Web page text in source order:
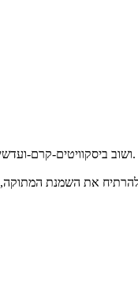
לסדר בתחתית התבנית (ראו "ציוד נדרש") שכבה ראשונה של ביסקוויטים, מעל לשטח שכבת קצפת-פצפוצים, מעל לפזר עדשי M&M ושוב ביסקוויטים-קרם-ועדשים (עד שנגיע לשלוש שכבות).